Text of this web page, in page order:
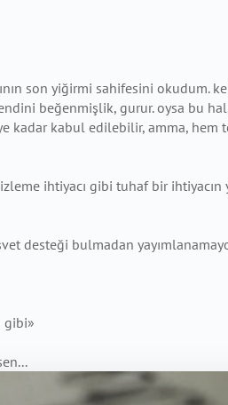
son yiğirmi sahifesini okudum.
beğenmişlik, gurur. oysa bu
kadar kabul edilebilir, amma, hem
ihtiyacı gibi tuhaf bir
desteği bulmadan
gibi»